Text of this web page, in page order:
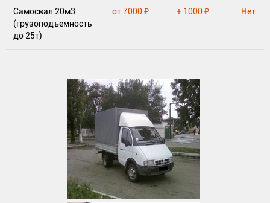
Самосвал 20м3
(грузоподъемность
до 25т)
от 7000 ₽ + 1000 ₽ Нет